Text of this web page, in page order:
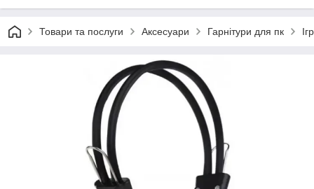
Товари та послуги Аксесуари Гарнітури для пк